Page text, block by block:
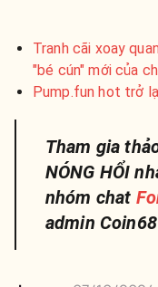
Tranh cãi xoay
"bé cún" mới của
Pump.fun hot trở
Tham gia
NÓNG HỔI
nhóm chat
admin